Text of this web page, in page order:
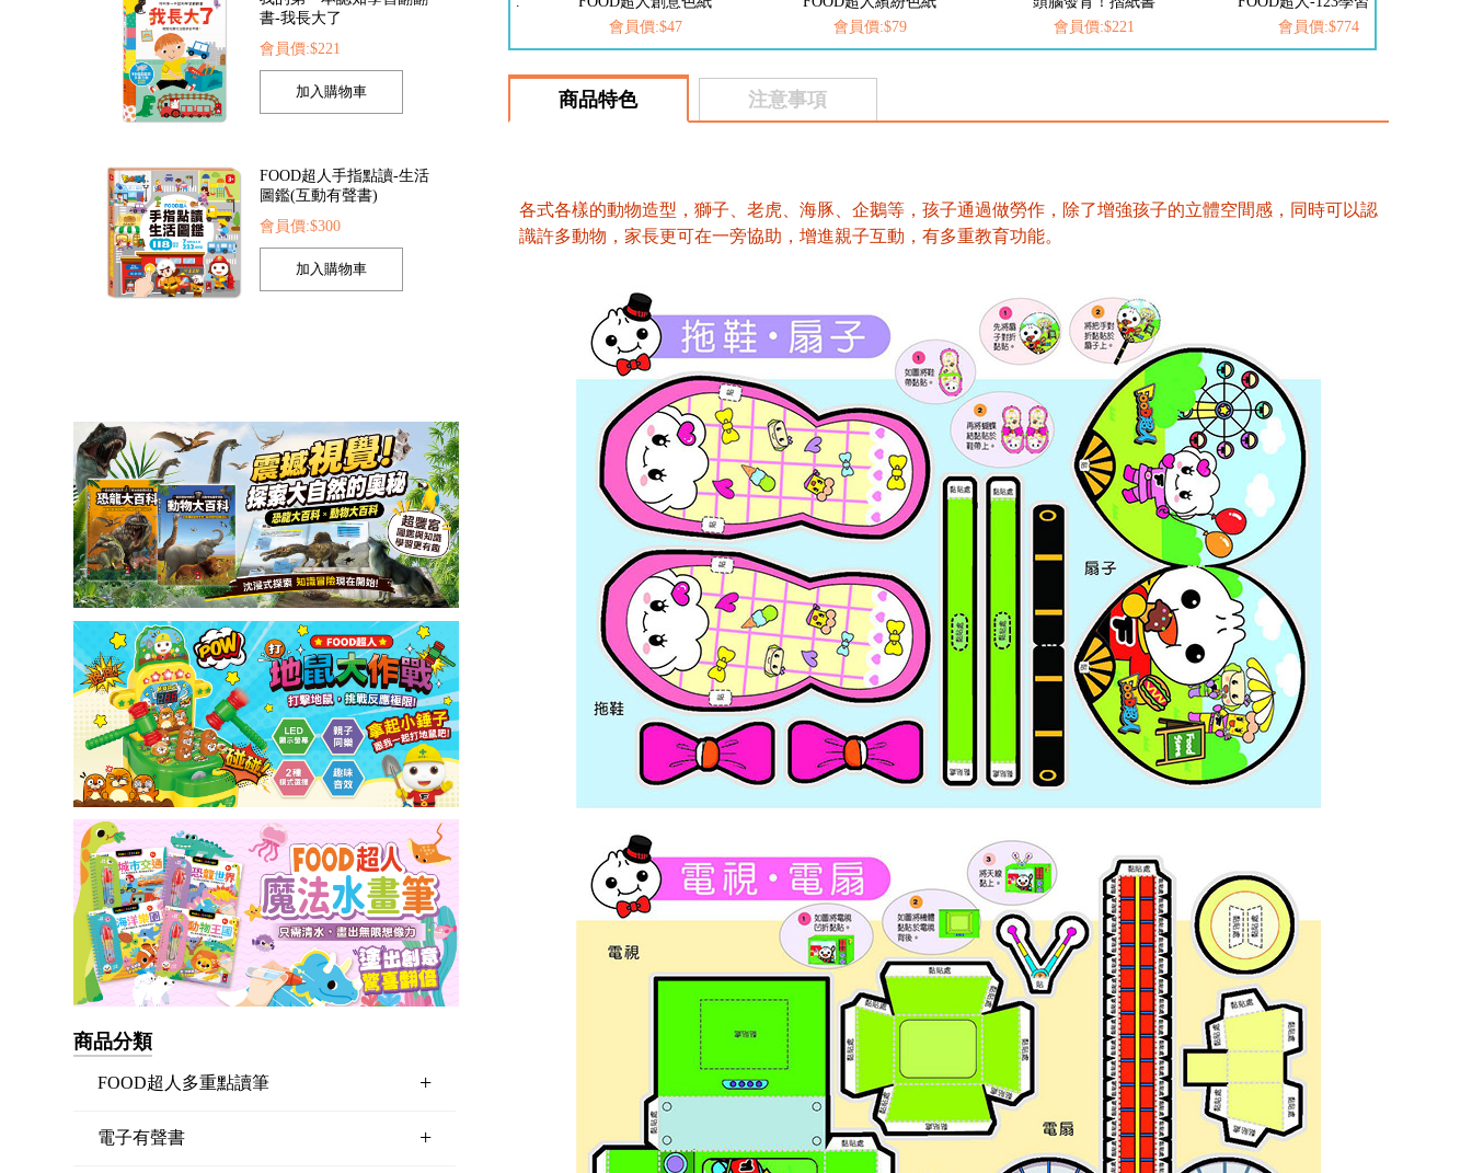
FOOD超人手指點讀-生活
圖鑑(互動有聲書)
孩子的第一套認知拼圖-動
物王國
商品分類
FOOD超人多重點讀筆 +
電子有聲書 +
會員價:$94
會員價:$47
會員價:$79
會員價:$221
會員價:$774
商品特色 注意事項
各式各樣的動物造型，獅子、老虎、海豚、企鵝等，孩子通過做勞作，除了增強孩子的立體空間感，同時可以認
識許多動物，家長更可在一旁協助，增進親子互動，有多重教育功能。